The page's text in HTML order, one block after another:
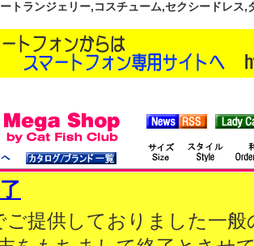
トランジェリー,コスチューム,セクシードレス
ご提供しておりました一